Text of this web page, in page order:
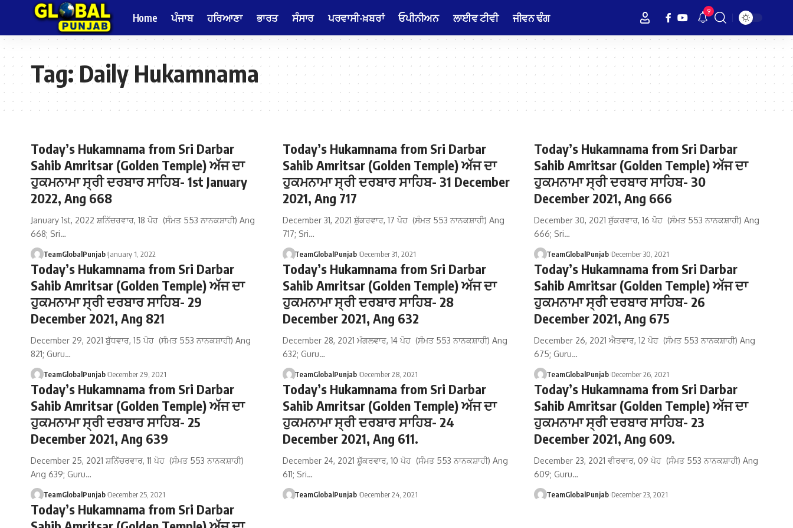
Home ਪੰਜਾਬ ਹਰਿਆਣਾ ਭਾਰਤ ਸੰਸਾਰ ਪਰਵਾਸੀ-ਖ਼ਬਰਾਂ ਓਪੀਨੀਅਨ ਲਾਈਵ ਟੀਵੀ ਜੀਵਨ ਢੰਗ 9
Tag:Daily Hukamnama
Today’s Hukamnama from Sri Darbar
Sahib Amritsar (Golden Temple) ਅੱਜ ਦਾ
ਹੁਕਮਨਾਮਾ ਸ੍ਰੀ ਦਰਬਾਰ ਸਾਹਿਬ- 1st January
2022, Ang 668
January 1st, 2022 ਸ਼ਨਿੱਚਰਵਾਰ, 18 ਪੋਹ (ਸੰਮਤ 553 ਨਾਨਕਸ਼ਾਹੀ) Ang
668; Sri…
TeamGlobalPunjab January 1, 2022
Today’s Hukamnama from Sri Darbar
Sahib Amritsar (Golden Temple) ਅੱਜ ਦਾ
ਹੁਕਮਨਾਮਾ ਸ੍ਰੀ ਦਰਬਾਰ ਸਾਹਿਬ- 31 December
2021, Ang 717
December 31, 2021 ਸ਼ੁੱਕਰਵਾਰ, 17 ਪੋਹ (ਸੰਮਤ 553 ਨਾਨਕਸ਼ਾਹੀ) Ang
717; Sri…
TeamGlobalPunjab December 31, 2021
Today’s Hukamnama from Sri Darbar
Sahib Amritsar (Golden Temple) ਅੱਜ ਦਾ
ਹੁਕਮਨਾਮਾ ਸ੍ਰੀ ਦਰਬਾਰ ਸਾਹਿਬ- 30
December 2021, Ang 666
December 30, 2021 ਸ਼ੁੱਕਰਵਾਰ, 16 ਪੋਹ (ਸੰਮਤ 553 ਨਾਨਕਸ਼ਾਹੀ) Ang
666; Sri…
TeamGlobalPunjab December 30, 2021
Today’s Hukamnama from Sri Darbar
Sahib Amritsar (Golden Temple) ਅੱਜ ਦਾ
ਹੁਕਮਨਾਮਾ ਸ੍ਰੀ ਦਰਬਾਰ ਸਾਹਿਬ- 29
December 2021, Ang 821
December 29, 2021 ਬੁੱਧਵਾਰ, 15 ਪੋਹ (ਸੰਮਤ 553 ਨਾਨਕਸ਼ਾਹੀ) Ang
821; Guru…
TeamGlobalPunjab December 29, 2021
Today’s Hukamnama from Sri Darbar
Sahib Amritsar (Golden Temple) ਅੱਜ ਦਾ
ਹੁਕਮਨਾਮਾ ਸ੍ਰੀ ਦਰਬਾਰ ਸਾਹਿਬ- 28
December 2021, Ang 632
December 28, 2021 ਮੰਗਲਵਾਰ, 14 ਪੋਹ (ਸੰਮਤ 553 ਨਾਨਕਸ਼ਾਹੀ) Ang
632; Guru…
TeamGlobalPunjab December 28, 2021
Today’s Hukamnama from Sri Darbar
Sahib Amritsar (Golden Temple) ਅੱਜ ਦਾ
ਹੁਕਮਨਾਮਾ ਸ੍ਰੀ ਦਰਬਾਰ ਸਾਹਿਬ- 26
December 2021, Ang 675
December 26, 2021 ਐਤਵਾਰ, 12 ਪੋਹ (ਸੰਮਤ 553 ਨਾਨਕਸ਼ਾਹੀ) Ang
675; Guru…
TeamGlobalPunjab December 26, 2021
Today’s Hukamnama from Sri Darbar
Sahib Amritsar (Golden Temple) ਅੱਜ ਦਾ
ਹੁਕਮਨਾਮਾ ਸ੍ਰੀ ਦਰਬਾਰ ਸਾਹਿਬ- 25
December 2021, Ang 639
December 25, 2021 ਸ਼ਨਿੱਚਰਵਾਰ, 11 ਪੋਹ (ਸੰਮਤ 553 ਨਾਨਕਸ਼ਾਹੀ)
Ang 639; Guru…
TeamGlobalPunjab December 25, 2021
Today’s Hukamnama from Sri Darbar
Sahib Amritsar (Golden Temple) ਅੱਜ ਦਾ
ਹੁਕਮਨਾਮਾ ਸ੍ਰੀ ਦਰਬਾਰ ਸਾਹਿਬ- 24
December 2021, Ang 611.
December 24, 2021 ਸ਼ੂੱਕਰਵਾਰ, 10 ਪੋਹ (ਸੰਮਤ 553 ਨਾਨਕਸ਼ਾਹੀ) Ang
611; Sri…
TeamGlobalPunjab December 24, 2021
Today’s Hukamnama from Sri Darbar
Sahib Amritsar (Golden Temple) ਅੱਜ ਦਾ
ਹੁਕਮਨਾਮਾ ਸ੍ਰੀ ਦਰਬਾਰ ਸਾਹਿਬ- 23
December 2021, Ang 609.
December 23, 2021 ਵੀਰਵਾਰ, 09 ਪੋਹ (ਸੰਮਤ 553 ਨਾਨਕਸ਼ਾਹੀ) Ang
609; Guru…
TeamGlobalPunjab December 23, 2021
Today’s Hukamnama from Sri Darbar